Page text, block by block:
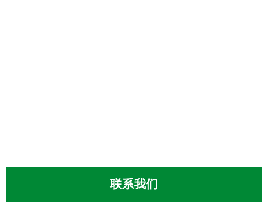
联系我们